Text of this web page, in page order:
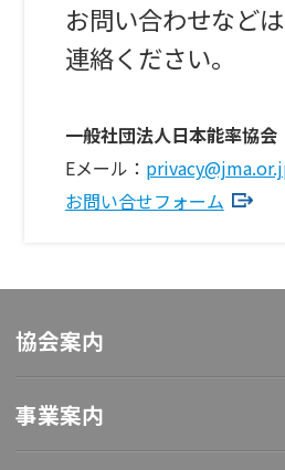
お問い合わせなど
連絡ください。
一般社団法人日本能率協会
Eメール：
お問い合せフォーム
協会案内
事業案内